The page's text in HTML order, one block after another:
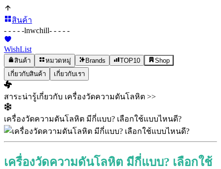
สินค้า
- - - - -lnwchill- - - - -
WishList
สินค้า หมวดหมู่ Brands TOP10
Shop
เกี่ยวกับสินค้า
เกี่ยวกับเรา
สาระน่ารู้เกี่ยวกับ เครื่องวัดความดันโลหิต >>
เครื่องวัดความดันโลหิต มีกี่แบบ? เลือกใช้แบบไหนดี?
เครื่องวัดความดันโลหิต มีกี่แบบ? เลือกใช้